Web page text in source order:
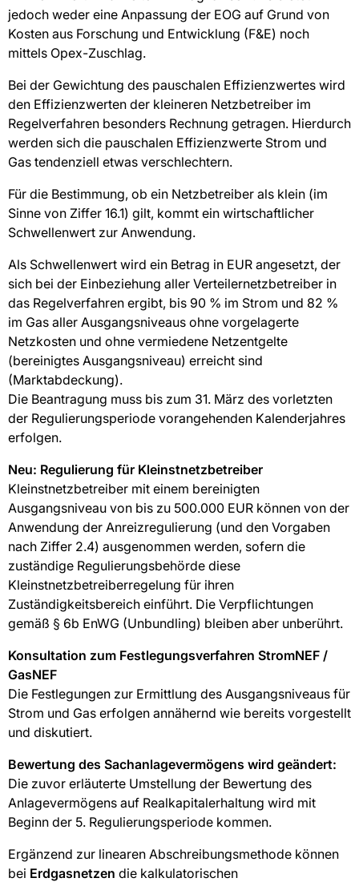
jedoch weder eine Anpassung der EOG auf Grund von
Kosten aus Forschung und Entwicklung (F&E) noch
mittels Opex-Zuschlag.
Bei der Gewichtung des pauschalen Effizienzwertes wird
den Effizienzwerten der kleineren Netzbetreiber im
Regelverfahren besonders Rechnung getragen. Hierdurch
werden sich die pauschalen Effizienzwerte Strom und
Gas tendenziell etwas verschlechtern.
Für die Bestimmung, ob ein Netzbetreiber als klein (im
Sinne von Ziffer 16.1) gilt, kommt ein wirtschaftlicher
Schwellenwert zur Anwendung.
Als Schwellenwert wird ein Betrag in EUR angesetzt, der
sich bei der Einbeziehung aller Verteilernetzbetreiber in
das Regelverfahren ergibt, bis 90 % im Strom und 82 %
im Gas aller Ausgangsniveaus ohne vorgelagerte
Netzkosten und ohne vermiedene Netzentgelte
(bereinigtes Ausgangsniveau) erreicht sind
(Marktabdeckung).
Die Beantragung muss bis zum 31. März des vorletzten
der Regulierungsperiode vorangehenden Kalenderjahres
erfolgen.
Neu: Regulierung für Kleinstnetzbetreiber
Kleinstnetzbetreiber mit einem bereinigten
Ausgangsniveau von bis zu 500.000 EUR können von der
Anwendung der Anreizregulierung (und den Vorgaben
nach Ziffer 2.4) ausgenommen werden, sofern die
zuständige Regulierungsbehörde diese
Kleinstnetzbetreiberregelung für ihren
Zuständigkeitsbereich einführt. Die Verpflichtungen
gemäß § 6b EnWG (Unbundling) bleiben aber unberührt.
Konsultation zum Festlegungsverfahren StromNEF /
GasNEF
Die Festlegungen zur Ermittlung des Ausgangsniveaus für
Strom und Gas erfolgen annähernd wie bereits vorgestellt
und diskutiert.
Bewertung des Sachanlagevermögens wird geändert:
Die zuvor erläuterte Umstellung der Bewertung des
Anlagevermögens auf Realkapitalerhaltung wird mit
Beginn der 5. Regulierungsperiode kommen.
Ergänzend zur linearen Abschreibungsmethode können
bei Erdgasnetzen die kalkulatorischen